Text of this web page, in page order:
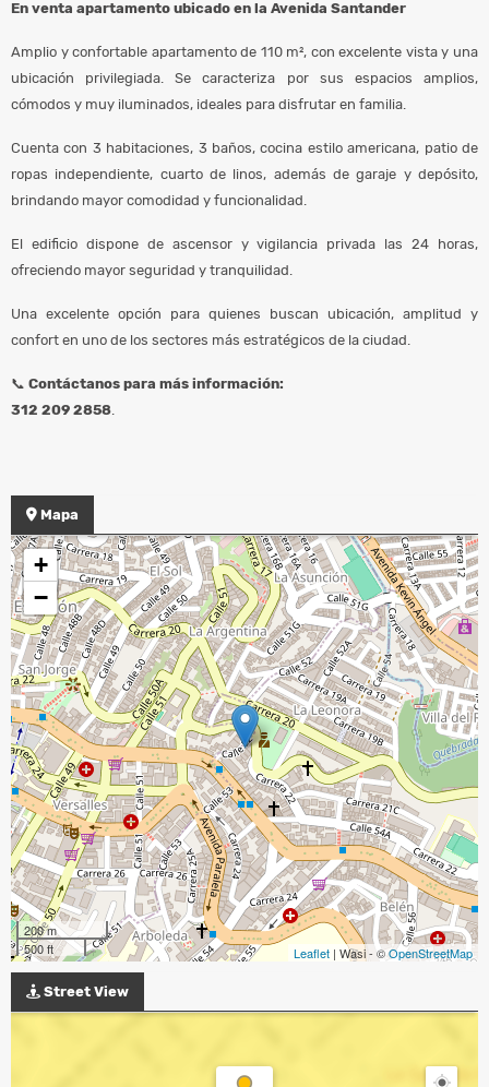
En venta apartamento ubicado en la Avenida Santander
Amplio y confortable apartamento de 110 m², con excelente vista y una
ubicación privilegiada. Se caracteriza por sus espacios amplios,
cómodos y muy iluminados, ideales para disfrutar en familia.
Cuenta con 3 habitaciones, 3 baños, cocina estilo americana, patio de
ropas independiente, cuarto de linos, además de garaje y depósito,
brindando mayor comodidad y funcionalidad.
El edificio dispone de ascensor y vigilancia privada las 24 horas,
ofreciendo mayor seguridad y tranquilidad.
Una excelente opción para quienes buscan ubicación, amplitud y
confort en uno de los sectores más estratégicos de la ciudad.
📞 Contáctanos para más información:
312 209 2858
Mapa
+
−
200 m
500 ft
Leaflet | Wasi - ©OpenStreetMap
Street View